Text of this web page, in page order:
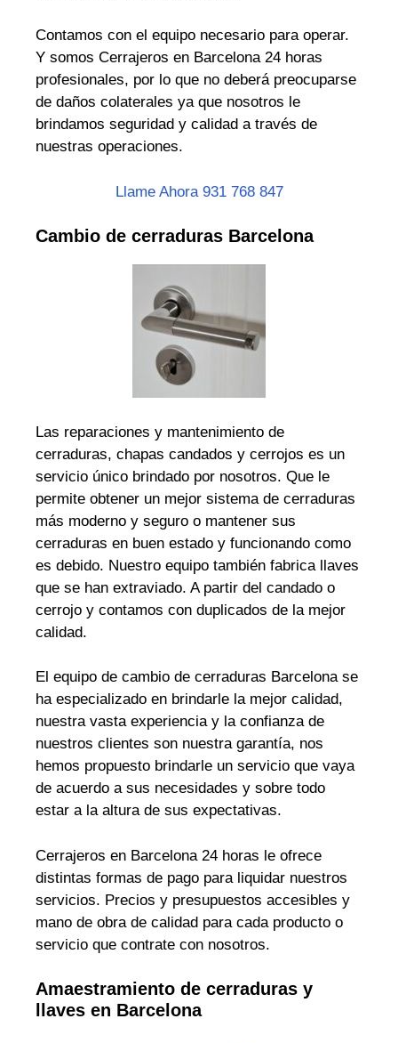
Contamos con el equipo necesario para operar.
Y somos Cerrajeros en Barcelona 24 horas
profesionales, por lo que no deberá preocuparse
de daños colaterales ya que nosotros le
brindamos seguridad y calidad a través de
nuestras operaciones.
Llame Ahora 931 768 847
Cambio de cerraduras Barcelona
Las reparaciones y mantenimiento de
cerraduras, chapas candados y cerrojos es un
servicio único brindado por nosotros. Que le
permite obtener un mejor sistema de cerraduras
más moderno y seguro o mantener sus
cerraduras en buen estado y funcionando como
es debido. Nuestro equipo también fabrica llaves
que se han extraviado. A partir del candado o
cerrojo y contamos con duplicados de la mejor
calidad.
El equipo de cambio de cerraduras Barcelona se
ha especializado en brindarle la mejor calidad,
nuestra vasta experiencia y la confianza de
nuestros clientes son nuestra garantía, nos
hemos propuesto brindarle un servicio que vaya
de acuerdo a sus necesidades y sobre todo
estar a la altura de sus expectativas.
Cerrajeros en Barcelona 24 horas le ofrece
distintas formas de pago para liquidar nuestros
servicios. Precios y presupuestos accesibles y
mano de obra de calidad para cada producto o
servicio que contrate con nosotros.
Amaestramiento de cerraduras y
llaves en Barcelona